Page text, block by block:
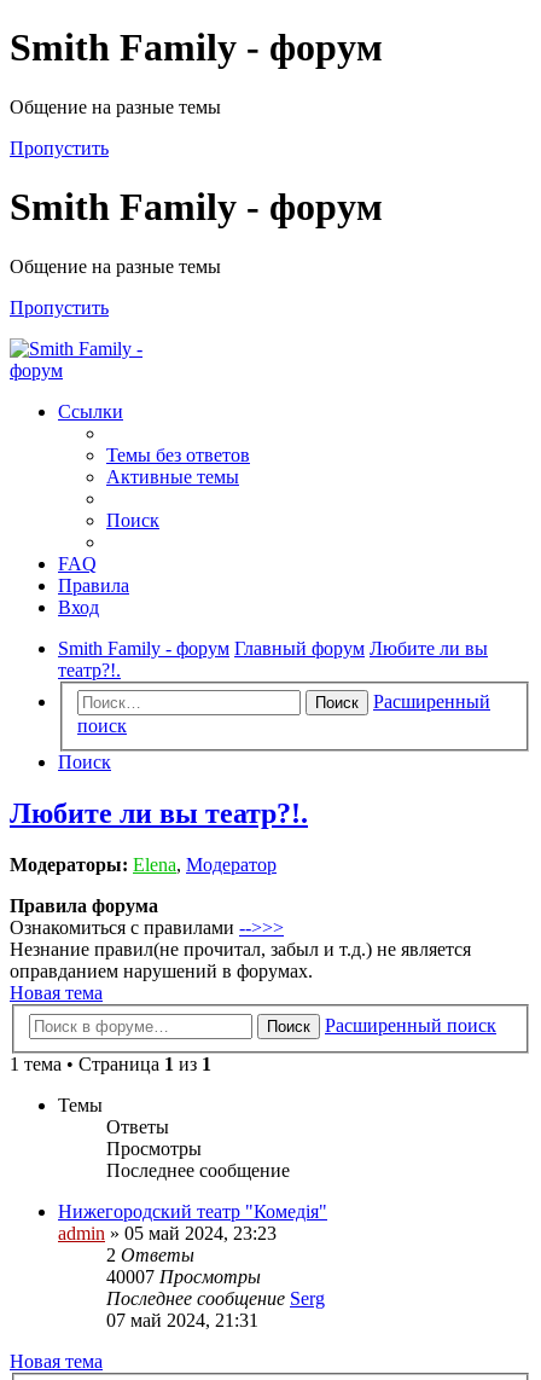
Smith Family - форум
Общение на разные темы
Пропустить
Smith Family - форум
Общение на разные темы
Пропустить
Ссылки
Темы без ответов
Активные темы
Поиск
FAQ
Правила
Вход
Smith Family - форум Главный форум Любите ли вы
театр?!.
Поиск
Расширенный
поиск
Поиск
Любите ли вы театр?!.
Модераторы: Elena, Модератор
Правила форума
Ознакомиться с правилами -->>>
Незнание правил(не прочитал, забыл и т.д.) не является
оправданием нарушений в форумах.
Новая тема
Поиск
Расширенный поиск
1 тема • Страница 1 из 1
Темы
Ответы
Просмотры
Последнее сообщение
Нижегородский театр "Комедiя"
admin » 05 май 2024, 23:23
2 Ответы
40007 Просмотры
Последнее сообщение Serg
07 май 2024, 21:31
Новая тема